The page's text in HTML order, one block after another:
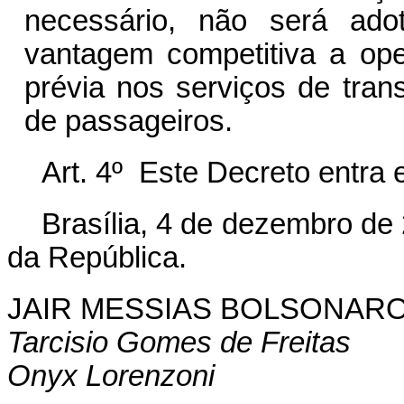
necessário, não será
vantagem competitiva a
prévia nos serviços de
de passageiros.
Art. 4º Este Decreto entra
Brasília, 4 de dezembro de
da República.
JAIR MESSIAS
Tarcisio Gomes de Freitas
Onyx Lorenzoni